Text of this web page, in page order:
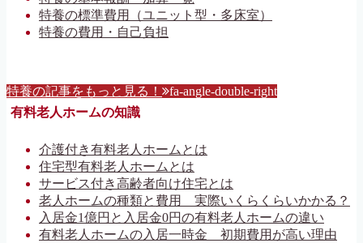
特養の標準費用（ユニット型・多床室）
特養の費用・自己負担
特養の記事をもっと見る！ fa-angle-double-right
有料老人ホームの知識
介護付き有料老人ホームとは
住宅型有料老人ホームとは
サービス付き高齢者向け住宅とは
老人ホームの種類と費用 実際いくらくらいかかる？
入居金1億円と入居金0円の有料老人ホームの違い
有料老人ホームの入居一時金 初期費用が高い理由